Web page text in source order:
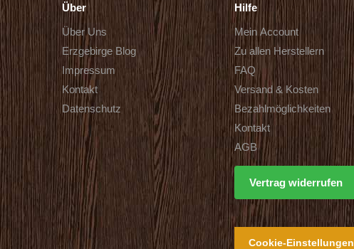
Über
Über Uns
Erzgebirge Blog
Impressum
Kontakt
Datenschutz
Hilfe
Mein Account
Zu allen Herstellern
FAQ
Versand & Kosten
Bezahlmöglichkeiten
Kontakt
AGB
Vertrag widerrufen
Cookie-Einstellungen